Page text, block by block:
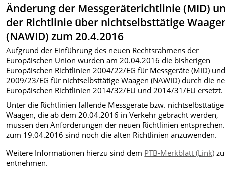
Änderung der Messgeräterichtlinie (MID)
der Richtlinie über nichtselbsttätige
(NAWID) zum 20.4.2016
Aufgrund der Einführung des neuen Rechtsrahmens der
Europäischen Union wurden am 20.04.2016 die bisherigen
Europäischen Richtlinien 2004/22/EG für Messgeräte (MID)
2009/23/EG für nichtselbsttätige Waagen (NAWID) durch die
Europäischen Richtlinien 2014/32/EU und 2014/31/EU ersetzt.
Unter die Richtlinien fallende Messgeräte bzw. nichtselbsttätige
Waagen, die ab dem 20.04.2016 in Verkehr gebracht werden,
müssen den Anforderungen der neuen Richtlinien
zum 19.04.2016 sind noch die alten Richtlinien anzuwenden.
Weitere Informationen hierzu sind dem PTB-Merkblatt (Link) zu
entnehmen.